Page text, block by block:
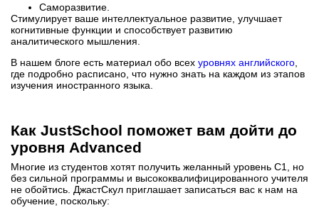
Саморазвитие.
Стимулирует ваше интеллектуальное развитие, улучшает
когнитивные функции и способствует развитию
аналитического мышления.
В нашем блоге есть материал обо всех уровнях английского
где подробно расписано, что нужно знать на каждом из этапов
изучения иностранного языка.
Как JustSchool поможет вам дойти до
уровня Advanced
Многие из студентов хотят получить желанный уровень C1, но
без сильной программы и высококвалифицированного учителя
не обойтись. ДжастСкул приглашает записаться вас к нам на
обучение, поскольку: